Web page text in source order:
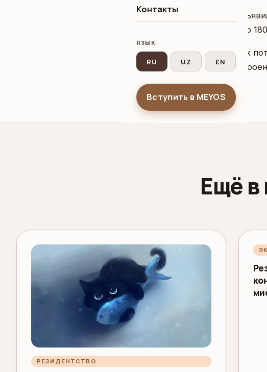
Контакты
ЯЗЫК
RU UZ EN
Вступить в MEYOS
Ассоциация MEYOS
В этом потоке открыто
По итогам первых двух
выпускников
Ещё в
РЕЗИДЕНТСТВО